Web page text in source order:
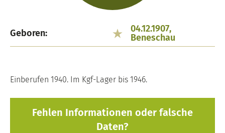
Geboren:
04.12.1907,
Beneschau
Einberufen 1940. Im Kgf-Lager bis 1946.
Fehlen Informationen oder falsche
Daten?